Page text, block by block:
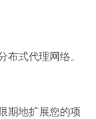
布式代理网络。
期地扩展您的项